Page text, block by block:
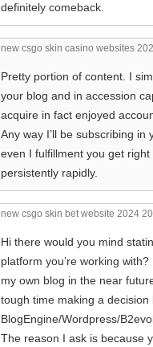
definitely comeback.
new csgo skin casino websites
Pretty portion of content. I
your blog and in accession
acquire in fact enjoyed
Any way I’ll be subscribing in
even I fulfillment you get
persistently rapidly.
new csgo skin bet website 2024
Hi there would you mind
platform you’re working
my own blog in the near
tough time making a decision
BlogEngine/Wordpress/
The reason I ask is because